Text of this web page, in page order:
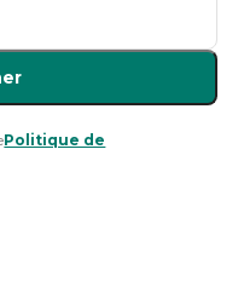
Politique de